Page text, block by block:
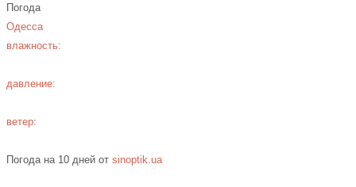
Погода
Одесса
влажность:
давление:
ветер:
Погода на 10 дней отsinoptik.ua